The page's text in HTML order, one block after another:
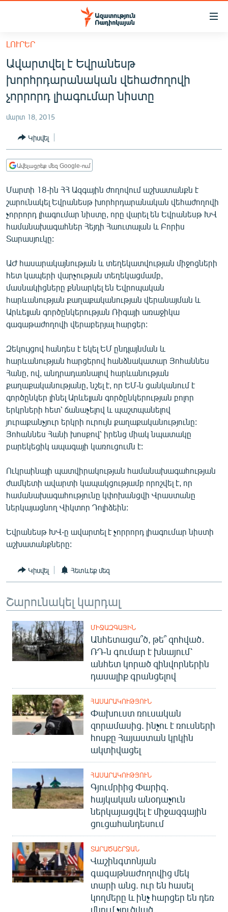
Մատչելիության
հիմնական
բովանդակությանը
Անցնել
հիմնական
մենյուին
ՀԱՅԱՍՏԱՆ
ՔԱՂԱՔԱԿԱՆ
ՀԱՍԱՐԱԿՈՒԹՅՈՒՆ
ՏՆՏԵՍՈՒԹՅՈՒՆ
ՊԱՏԵՐԱԶՄԻ 6 ՇԱԲԱԹՆԵՐԸ
ՏԱՐԱԾԱՇՐՋԱՆ
ՄԻՋԱԶԳԱՅԻՆ
ՍՊՈՐՏ
ՄԵԿՆԱԲԱՆՈՒԹՅՈՒՆ
ՏՏ ԵՒ ԻՆՏԵՐՆԵՏ
ԿՈՐՈՆԱՎԻՐՈՒՍ
ԱՐԽԻՎ
ՏԵՍԱՆՅՈՒԹԵՐ
ԲԱՆԱՎԵՃ
ՁԳՏԵԼՈՎ ԼԱՎԱԳՈՒՅՆԻՆ
ՓՈԴՔԱՍԹ
Հայերեն
Русский
ՀԵՏԵՎԵՔ ՄԵԶ
«Ազատության» բոլոր կայքերը
ԼՈՒՐԵՐ
Ավարտվել է Եվրանեսթ
խորհրդարանական վեհաժողովի
չորրորդ լիագումար նիստը
մարտ 18, 2015
Կիսվել
Ավելացրեք մեզ Google-ում
Մարտի 18-ին ՀՀ Ազգային ժողովում աշխատանքն է
շարունակել Եվրանեսթ խորհրդարանական վեհաժողովի
չորրորդ լիագումար նիստը, որը վարել են Եվրանեսթ ԽՎ
համանախագահներ Հեյդի Հաուտալան և Բորիս
Տարասյուկը:
ԱԺ հասարակայնության և տեղեկատվության միջոցների
հետ կապերի վարչության տեղեկացմամբ,
մասնակիցները քննարկել են Եվրոպական
հարևանության քաղաքականության վերանայման և
Արևելյան գործընկերության Ռիգայի առաջիկա
գագաթաժողովի վերաբերյալ հարցեր:
Զեկույցով հանդես է եկել ԵՄ ընդլայնման և
հարևանության հարցերով հանձնակատար Յոհաննես
Հանը, ով, անդրադառնալով հարևանության
քաղաքականությանը, նշել է, որ ԵՄ-ն ցանկանում է
գործընկեր լինել Արևելյան գործընկերության բոլոր
երկրների հետ՝ ճանաչելով և պաշտպանելով
յուրաքանչյուր երկրի ուրույն քաղաքականությունը:
Յոհաննես Հանի խոսքով՝ իրենց միակ նպատակը
բարեկեցիկ ապագայի կառուցումն է:
Ուկրաինայի պատվիրակության համանախագահության
ժամկետի ավարտի կապակցությամբ որոշվել է, որ
համանախագահությունը կփոխանցվի Վրաստանը
ներկայացնող Վիկտոր Դոլիձեին:
Եվրանեսթ ԽՎ-ը ավարտել է չորրորդ լիագումար նիստի
աշխատանքները:
Կիսվել Հետևեք մեզ
Շարունակել կարդալ
ՄԻՋԱԶԳԱՅԻՆ
Անհետացա՞ծ, թե՞ զոհված․
ՌԴ-ն գումար է խնայում՝
անհետ կորած զինվորներին
դասալիք գրանցելով
ՀԱՍԱՐԱԿՈՒԹՅՈՒՆ
Փախուստ ռուսական
զորամասից. ինչու է ռուսների
հոսքը Հայաստան կրկին
ակտիվացել
ՀԱՍԱՐԱԿՈՒԹՅՈՒՆ
Գյումրիից Փարիզ․
հայկական անօդաչուն
ներկայացվել է միջազգային
ցուցահանդեսում
ՏԱՐԱԾԱՇՐՋԱՆ
Վաշինգտոնյան
գագաթնաժողովից մեկ
տարի անց. ուր են հասել
կողմերը և ինչ հարցեր են դեռ
մնում չլուծված